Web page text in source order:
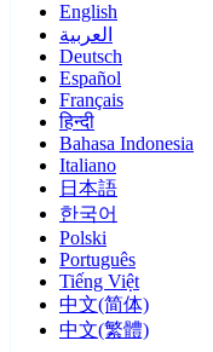
English
العربية
Deutsch
Español
Français
हिन्दी
Bahasa Indonesia
Italiano
日本語
한국어
Polski
Português
Tiếng Việt
中文(简体)
中文(繁體)